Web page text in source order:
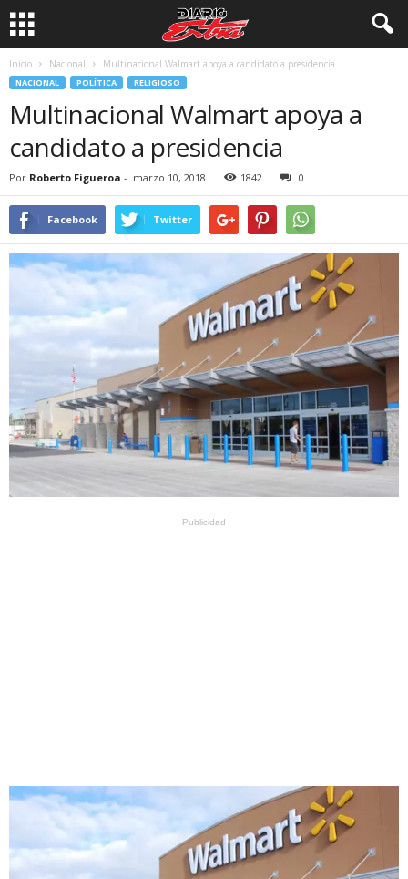
Inicio Nacional Multinacional Walmart apoya a candidato a presidencia
NACIONAL POLÍTICA RELIGIOSO
Multinacional Walmart apoya a
candidato a presidencia
Por Roberto Figueroa - marzo 10, 2018 1842 0
Facebook Twitter
Publicidad